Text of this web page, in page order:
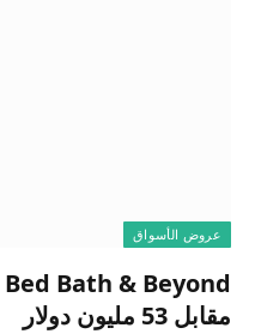
عروض الأسواق
مقابل 53 مليون دولار